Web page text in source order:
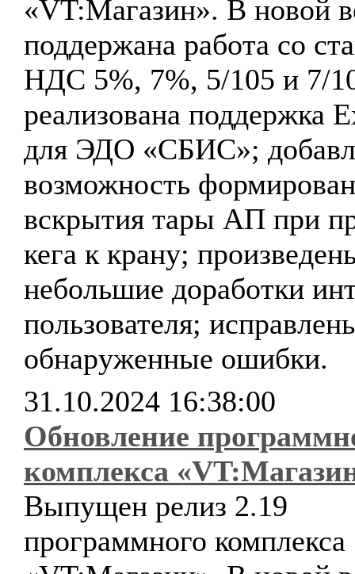
«VT:Магазин». В новой
поддержана работа со
НДС 5%, 7%, 5/105 и 7/
реализована поддержка
для ЭДО «СБИС»;
возможность
вскрытия тары АП при
кега к крану;
небольшие доработки
пользователя;
обнаруженные ошибки.
31.10.2024 16:38:00
Обновление
комплекса
Выпущен релиз 2.19
программного комплекса